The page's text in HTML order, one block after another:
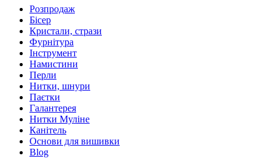
Розпродаж
Бісер
Кристали, стрази
Фурнітура
Інструмент
Намистини
Перли
Нитки, шнури
Паєтки
Галантерея
Нитки Муліне
Канітель
Основи для вишивки
Blog